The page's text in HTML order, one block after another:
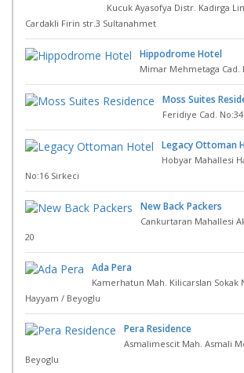
Kucuk Ayasofya Distr. Kadirga
Cardakli Firin str.3 Sultanahmet
Hippodrome Hotel
Mimar Mehmetaga Cad.
Moss Suites
Feridiye Cad.
Legacy Ottoman
Hobyar Mahallesi
No:16 Sirkeci
New Back Packers
Cankurtaran Mahallesi
20
Ada Pera
Kamerhatun Mah. Kilicarslan Sokak
Hayyam / Beyoglu
Pera Residence
Asmalimescit Mah. Asmali
Beyoglu